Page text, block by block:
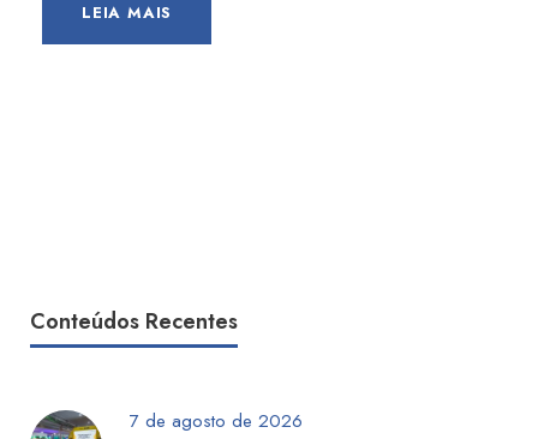
LEIA MAIS
Conteúdos Recentes
7 de agosto de 2026